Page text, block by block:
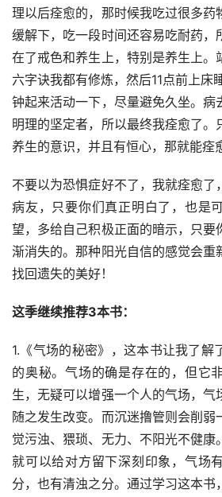
理以后痊愈的，那时候我吃过很多药
缓解下，吃一段时间还容易吃耐药，
在了戒色和养生上，特别是养生上。
六字诀我都有修炼，然后11点前上床
钟起来活动一下，尽量避免久坐。病
明理的坚定者，所以最终我痊愈了。
养生的意识，并且有恒心，那就能痊
不要以为恐惧症好不了，我就痊愈了
病友，只要你们真正明白了，也是
望，多给自己积极正面的暗示，只要
渐消失的。那种阳光自信的感觉会重
找回遗失的美好！
这季继续推荐3本书：
1.《气场的秘密》，这本书让我了解
的奥秘。气场的确是存在的，但它
生，无疑可以增强一个人的气场，气
随之发生改变。而沉迷撸管则会削弱
觉污浊、猥琐、无力、不阳光不健康
就可以给对方留下深刻印象，气场
分，也有清浊之分。通过学习这本书